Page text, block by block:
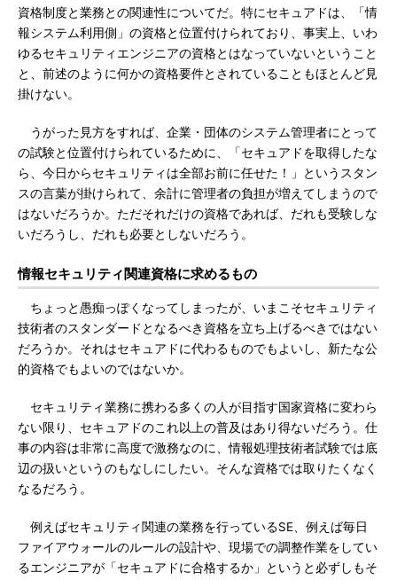
資格制度と業務との関連性についてだ。特にセキュアドは、「情
報システム利用側」の資格と位置付けられており、事実上、いわ
ゆるセキュリティエンジニアの資格とはなっていないということ
と、前述のように何かの資格要件とされていることもほとんど見
掛けない。
うがった見方をすれば、企業・団体のシステム管理者にとって
の試験と位置付けられているために、「セキュアドを取得したな
ら、今日からセキュリティは全部お前に任せた！」というスタン
スの言葉が掛けられて、余計に管理者の負担が増えてしまうので
はないだろうか。ただそれだけの資格であれば、だれも受験しな
いだろうし、だれも必要としないだろう。
情報セキュリティ関連資格に求めるもの
ちょっと愚痴っぽくなってしまったが、いまこそセキュリティ
技術者のスタンダードとなるべき資格を立ち上げるべきではない
だろうか。それはセキュアドに代わるものでもよいし、新たな公
的資格でもよいのではないか。
セキュリティ業務に携わる多くの人が目指す国家資格に変わら
ない限り、セキュアドのこれ以上の普及はあり得ないだろう。仕
事の内容は非常に高度で激務なのに、情報処理技術者試験では底
辺の扱いというのもなしにしたい。そんな資格では取りたくなく
なるだろう。
例えばセキュリティ関連の業務を行っているSE、例えば毎日
ファイアウォールのルールの設計や、現場での調整作業をしてい
るエンジニアが「セキュアドに合格するか」というと必ずしもそ